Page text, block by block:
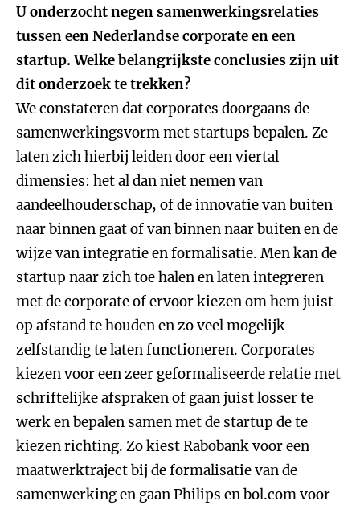
U onderzocht negen samenwerkingsrelaties
tussen een Nederlandse corporate en een
startup. Welke belangrijkste conclusies zijn uit
dit onderzoek te trekken?
We constateren dat corporates doorgaans de
samenwerkingsvorm met startups bepalen. Ze
laten zich hierbij leiden door een viertal
dimensies: het al dan niet nemen van
aandeelhouderschap, of de innovatie van buiten
naar binnen gaat of van binnen naar buiten en de
wijze van integratie en formalisatie. Men kan de
startup naar zich toe halen en laten integreren
met de corporate of ervoor kiezen om hem juist
op afstand te houden en zo veel mogelijk
zelfstandig te laten functioneren. Corporates
kiezen voor een zeer geformaliseerde relatie met
schriftelijke afspraken of gaan juist losser te
werk en bepalen samen met de startup de te
kiezen richting. Zo kiest Rabobank voor een
maatwerktraject bij de formalisatie van de
samenwerking en gaan Philips en bol.com voor